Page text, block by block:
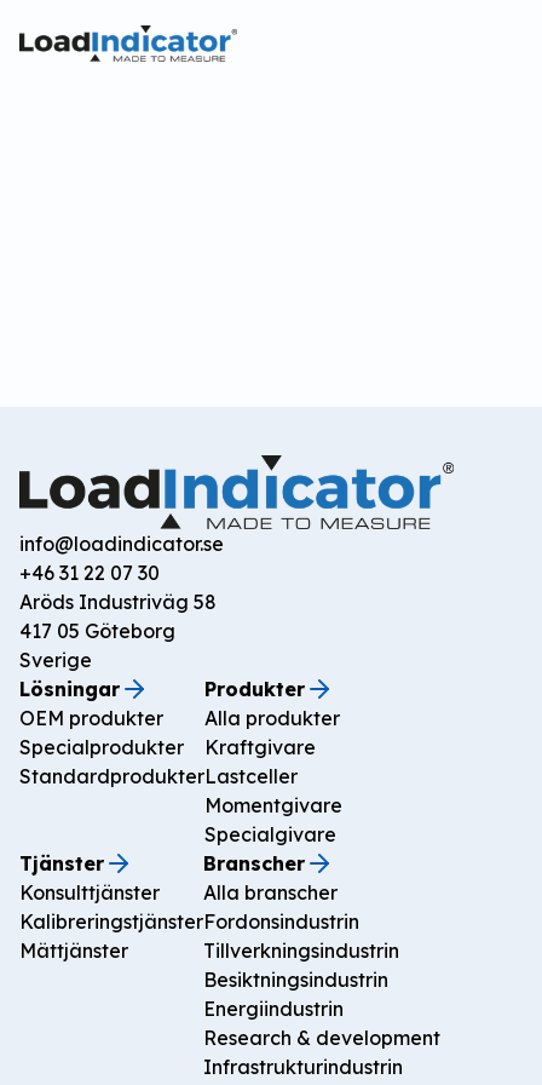
info@loadindicator.se
+46 31 22 07 30
Aröds Industriväg 58
417 05 Göteborg
Sverige
Lösningar
OEM produkter
Specialprodukter
Standardprodukter
Produkter
Alla produkter
Kraftgivare
Lastceller
Momentgivare
Specialgivare
Tjänster
Konsulttjänster
Kalibreringstjänster
Mättjänster
Branscher
Alla branscher
Fordonsindustrin
Tillverkningsindustrin
Besiktningsindustrin
Energiindustrin
Research & development
Infrastrukturindustrin